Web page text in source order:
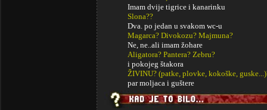
Imam dvije tigrice i kanarinku
Slona??
Dva. po jedan u svakom wc-u
Magarca? Divokozu? Majmuna?
Ne, ne..ali imam žohare
Aligatora? Pantera? Zebru?
i pokojeg štakora
ŽIVINU? (patke, plovke, kokoške,
par moljaca i guštere